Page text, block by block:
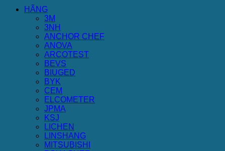
HÃNG
3M
3NH
ANCHOR CHEF
ANOVA
ARCOTEST
BEVS
BIUGED
BYK
CEM
ELCOMETER
JPMA
KSJ
LICHEN
LINSHANG
MITSUBISHI